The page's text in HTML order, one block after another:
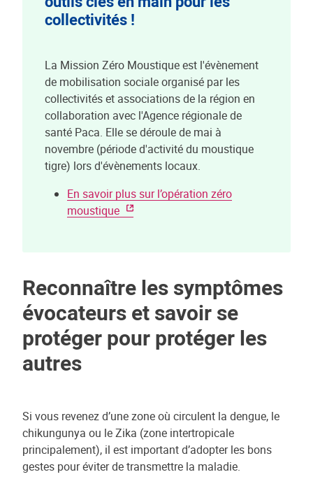
collectivités !
La Mission Zéro Moustique est l'évènement
de mobilisation sociale organisé par les
collectivités et associations de la région en
collaboration avec l'Agence régionale de
santé Paca. Elle se déroule de mai à
novembre (période d'activité du moustique
tigre) lors d'évènements locaux.
En savoir plus sur l’opération zéro
moustique
Reconnaître les symptômes
évocateurs et savoir se
protéger pour protéger les
autres
Si vous revenez d’une zone où circulent la dengue, le
chikungunya ou le Zika (zone intertropicale
principalement), il est important d’adopter les bons
gestes pour éviter de transmettre la maladie.